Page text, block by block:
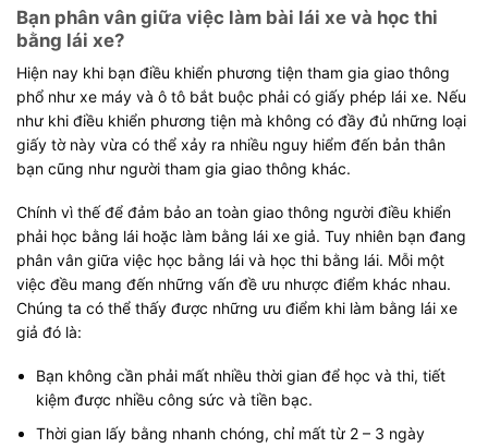
Bạn phân vân giữa việc làm bài lái xe và học thi
bằng lái xe?
Hiện nay khi bạn điều khiển phương tiện tham gia giao thông
phổ như xe máy và ô tô bắt buộc phải có giấy phép lái xe. Nếu
như khi điều khiển phương tiện mà không có đầy đủ những loại
giấy tờ này vừa có thể xảy ra nhiều nguy hiểm đến bản thân
bạn cũng như người tham gia giao thông khác.
Chính vì thế để đảm bảo an toàn giao thông người điều khiển
phải học bằng lái hoặc làm bằng lái xe giả. Tuy nhiên bạn đang
phân vân giữa việc học bằng lái và học thi bằng lái. Mỗi một
việc đều mang đến những vấn đề ưu nhược điểm khác nhau.
Chúng ta có thể thấy được những ưu điểm khi làm bằng lái xe
giả đó là:
Bạn không cần phải mất nhiều thời gian để học và thi, tiết
kiệm được nhiều công sức và tiền bạc.
Thời gian lấy bằng nhanh chóng, chỉ mất từ 2 – 3 ngày